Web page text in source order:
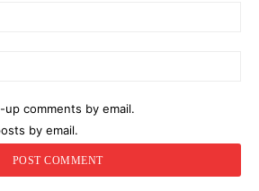
comments by email.
by email.